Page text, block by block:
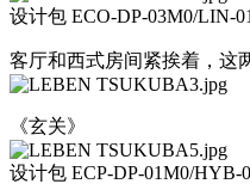
设计包 ECO-DP-03M0/LIN-
客厅和西式房间紧挨着，这
《玄关》
设计包 ECP-DP-01M0/HYB-